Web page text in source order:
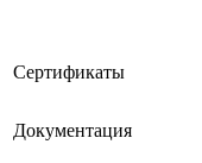
Сертификаты
Документация